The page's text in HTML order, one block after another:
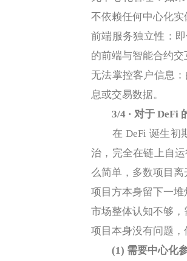
不依赖任何中心化实
前端服务独立性：
的前端与智能合约交
无法掌控客户信息
息或交易数据。
3/4 · 对于 DeFi
在 DeFi 诞生初期
治，完全在链上自
么简单，多数项目
项目方本身留下一
市场整体认知不够
项目本身没有问题
(1) 需要中心化